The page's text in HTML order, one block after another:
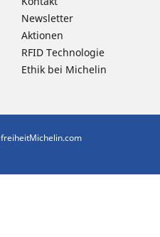
Newsletter
Aktionen
RFID Technologie
Ethik bei Michelin
Michelin.com